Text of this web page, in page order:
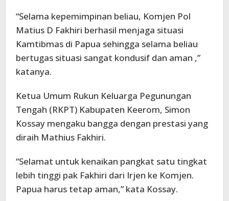
“Selama kepemimpinan beliau, Komjen Pol
Matius D Fakhiri berhasil menjaga situasi
Kamtibmas di Papua sehingga selama beliau
bertugas situasi sangat kondusif dan aman ,”
katanya.
Ketua Umum Rukun Keluarga Pegunungan
Tengah (RKPT) Kabupaten Keerom, Simon
Kossay mengaku bangga dengan prestasi yang
diraih Mathius Fakhiri.
“Selamat untuk kenaikan pangkat satu tingkat
lebih tinggi pak Fakhiri dari Irjen ke Komjen.
Papua harus tetap aman,” kata Kossay.